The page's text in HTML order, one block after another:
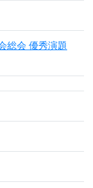
総会 優秀演題